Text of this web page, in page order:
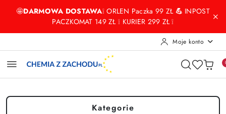
Przejdź do treści głównej
Przejdź do wyszukiwarki
Przejdź do moje konto
Przejdź do menu głównego
Przejdź do stopki
🤩DARMOWA DOSTAWA❕ ORLEN Paczka 99 ZŁ💪 INPOST
PACZKOMAT 149 ZŁ ❕ KURIER 299 ZŁ ❕
Moje konto
Kategorie